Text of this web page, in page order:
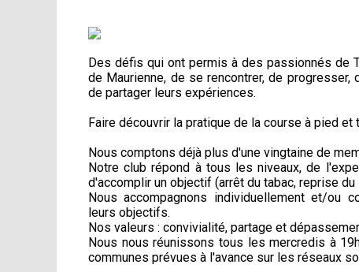
Des défis qui ont permis à des passionnés de
de Maurienne, de se rencontrer, de
de partager leurs expériences.
Faire découvrir la pratique de la course à pied et
Nous comptons déjà plus d'une vingtaine de
Notre club répond à tous les niveaux, de
d'accomplir un objectif (arrêt du tabac, reprise du
Nous accompagnons individuellement et/ou
leurs objectifs.
Nos valeurs : convivialité, partage et
Nous nous réunissons tous les mercredis à
communes prévues à l'avance sur les réseaux